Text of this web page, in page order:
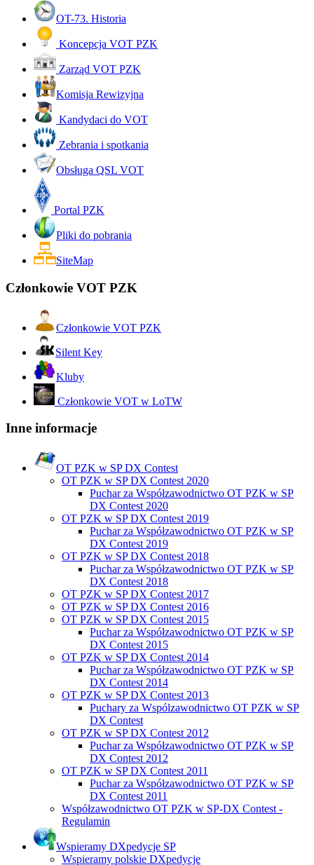
OT-73. Historia
Koncepcja VOT PZK
Zarząd VOT PZK
Komisja Rewizyjna
Kandydaci do VOT
Zebrania i spotkania
Obsługa QSL VOT
Portal PZK
Pliki do pobrania
SiteMap
Członkowie VOT PZK
Członkowie VOT PZK
Silent Key
Kluby
Członkowie VOT w LoTW
Inne informacje
OT PZK w SP DX Contest
OT PZK w SP DX Contest 2020
Puchar za Współzawodnictwo OT PZK w SP
DX Contest 2020
OT PZK w SP DX Contest 2019
Puchar za Współzawodnictwo OT PZK w SP
DX Contest 2019
OT PZK w SP DX Contest 2018
Puchar za Współzawodnictwo OT PZK w SP
DX Contest 2018
OT PZK w SP DX Contest 2017
OT PZK w SP DX Contest 2016
OT PZK w SP DX Contest 2015
Puchar za Współzawodnictwo OT PZK w SP
DX Contest 2015
OT PZK w SP DX Contest 2014
Puchar za Współzawodnictwo OT PZK w SP
DX Contest 2014
OT PZK w SP DX Contest 2013
Puchary za Wspólzawodnictwo OT PZK w SP
DX Contest
OT PZK w SP DX Contest 2012
Puchar za Współzawodnictwo OT PZK w SP
DX Contest 2012
OT PZK w SP DX Contest 2011
Puchar za Współzawodnictwo OT PZK w SP
DX Contest 2011
Współzawodnictwo OT PZK w SP-DX Contest -
Regulamin
Wspieramy DXpedycje SP
Wspieramy polskie DXpedycje